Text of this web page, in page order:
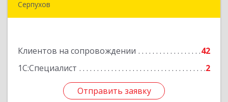
Серпухов
Клиентов на сопровождении
42
1С:Специалист
2
Отправить заявку
Подробнее
Отправить заявку